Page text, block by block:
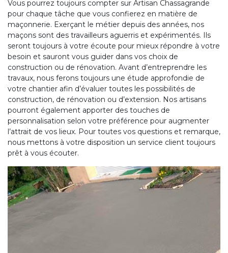
Vous pourrez toujours compter sur Artisan Chassagrande
pour chaque tâche que vous confierez en matière de
maçonnerie. Exerçant le métier depuis des années, nos
maçons sont des travailleurs aguerris et expérimentés. Ils
seront toujours à votre écoute pour mieux répondre à votre
besoin et sauront vous guider dans vos choix de
construction ou de rénovation. Avant d’entreprendre les
travaux, nous ferons toujours une étude approfondie de
votre chantier afin d’évaluer toutes les possibilités de
construction, de rénovation ou d’extension. Nos artisans
pourront également apporter des touches de
personnalisation selon votre préférence pour augmenter
l’attrait de vos lieux. Pour toutes vos questions et remarque,
nous mettons à votre disposition un service client toujours
prêt à vous écouter.